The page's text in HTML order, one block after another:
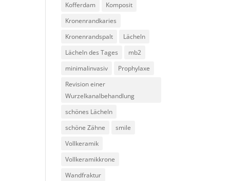
Kofferdam
Komposit
Kronenrandkaries
Kronenrandspalt
Lächeln
Lächeln des Tages
mb2
minimalinvasiv
Prophylaxe
Revision einer
Wurzelkanalbehandlung
schönes Lächeln
schöne Zähne
smile
Vollkeramik
Vollkeramikkrone
Wandfraktur